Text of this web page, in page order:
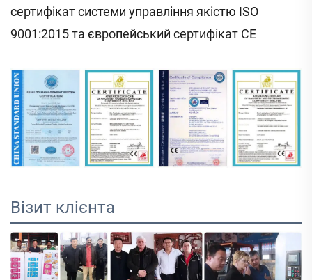
сертифікат системи управління якістю ISO
9001:2015 та європейський сертифікат CE
Візит клієнта